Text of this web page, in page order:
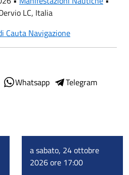
LC, Italia
Cauta Navigazione
Whatsapp
Telegram
a sabato, 24 ottobre
2026 ore 17:00